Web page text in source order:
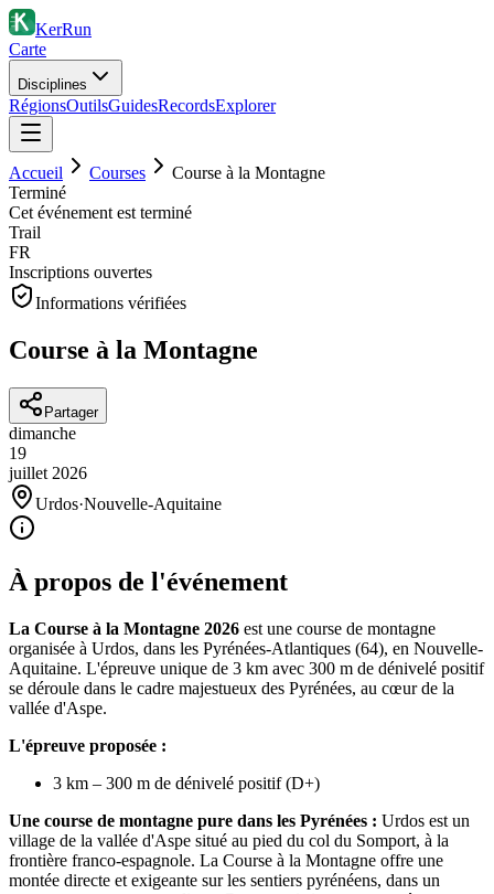
KerRun
Carte
Disciplines
RégionsOutilsGuidesRecordsExplorer
Accueil Courses
Course à la Montagne
Terminé
Cet événement est terminé
Trail
FR
Inscriptions ouvertes
Informations vérifiées
Course à la Montagne
Partager
dimanche
19
juillet 2026
Urdos·Nouvelle-Aquitaine
À propos de l'événement
La Course à la Montagne 2026 est une course de montagne
organisée à Urdos, dans les Pyrénées-Atlantiques (64), en Nouvelle-
Aquitaine. L'épreuve unique de 3 km avec 300 m de dénivelé positif
se déroule dans le cadre majestueux des Pyrénées, au cœur de la
vallée d'Aspe.
L'épreuve proposée :
3 km – 300 m de dénivelé positif (D+)
Une course de montagne pure dans les Pyrénées : Urdos est un
village de la vallée d'Aspe situé au pied du col du Somport, à la
frontière franco-espagnole. La Course à la Montagne offre une
montée directe et exigeante sur les sentiers pyrénéens, dans un